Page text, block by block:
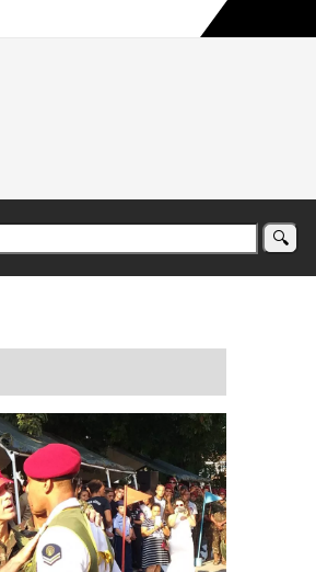
já registrada no país